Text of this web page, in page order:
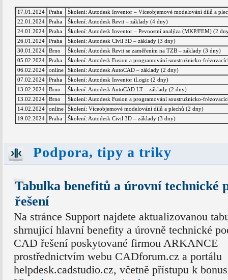
17.01.2024 Praha
Školení: Autodesk Inventor – Víceobjemové modelování dílů a
22.01.2024
Praha
Školení: Autodesk Revit – základy (4 dny)
24.01.2024
Praha
Školení: Autodesk Inventor – Pevnostní analýza (MKP/FEM) (2
26.01.2024
Praha
Školení: Autodesk Civil 3D – základy (3 dny)
30.01.2024
Brno
Školení: Autodesk Revit se zaměřením na TZB – základy (3 dny)
05.02.2024
Praha
Školení: Autodesk Fusion a programování soustružnicko-
06.02.2024
online
Školení: Autodesk AutoCAD – základy (2 dny)
07.02.2024
Praha
Školení: Autodesk Inventor iLogic (2 dny)
13.02.2024
Brno
Školení: Autodesk AutoCAD LT – základy (2 dny)
13.02.2024
Brno
Školení: Autodesk Fusion a programování soustružnicko-
14.02.2024
online
Školení: Víceobjemové modelování dílů a plechů (2 dny)
19.02.2024
Praha Školení: Autodesk Civil 3D – základy (3 dny)
Podpora, tipy a triky
Tabulka benefitů a úrovní technické
řešení
Na stránce Support najdete aktualizovanou
shrnující hlavní benefity a úrovně technické
CAD řešení poskytované firmou ARKANCE
prostřednictvím webu CADforum.cz a portálu
helpdesk.cadstudio.cz, včetně přístupu k